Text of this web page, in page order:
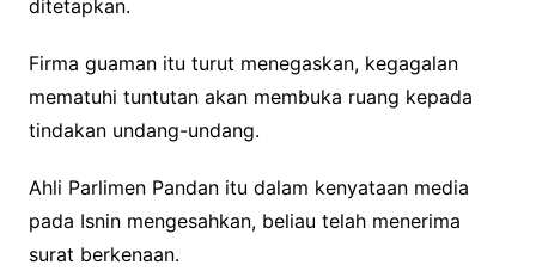
ditetapkan.
Firma guaman itu turut menegaskan, kegagalan
mematuhi tuntutan akan membuka ruang kepada
tindakan undang-undang.
Ahli Parlimen Pandan itu dalam kenyataan media
pada Isnin mengesahkan, beliau telah menerima
surat berkenaan.